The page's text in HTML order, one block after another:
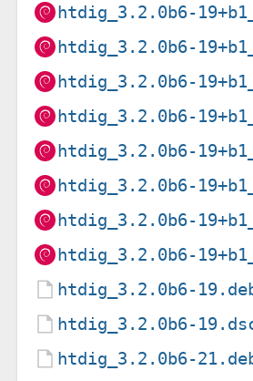
htdig_3.2.0b6-
htdig_3.2.0b6-
htdig_3.2.0b6-
htdig_3.2.0b6-
htdig_3.2.0b6-
htdig_3.2.0b6-
htdig_3.2.0b6-
htdig_3.2.0b6-
htdig_3.2.0b6-
htdig_3.2.0b6-
htdig_3.2.0b6-